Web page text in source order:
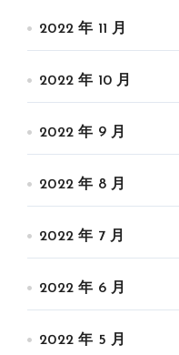
2022 年 11 月
2022 年 10 月
2022 年 9 月
2022 年 8 月
2022 年 7 月
2022 年 6 月
2022 年 5 月